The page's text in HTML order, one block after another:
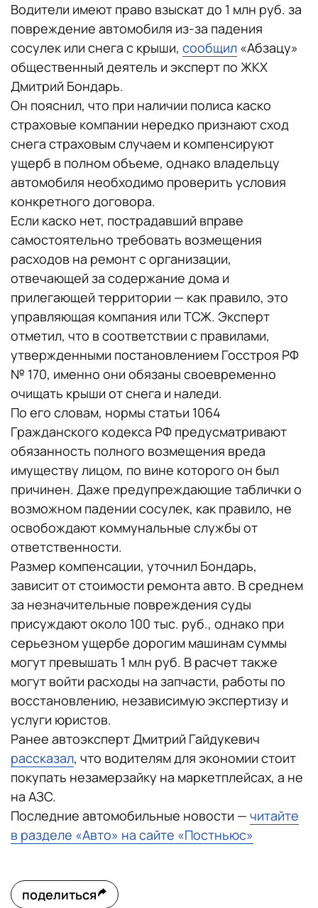
Водители имеют право взыскат до 1 млн руб. за
повреждение автомобиля из-за падения
сосулек или снега с крыши, сообщил «Абзацу»
общественный деятель и эксперт по ЖКХ
Дмитрий Бондарь.
Он пояснил, что при наличии полиса каско
страховые компании нередко признают сход
снега страховым случаем и компенсируют
ущерб в полном объеме, однако владельцу
автомобиля необходимо проверить условия
конкретного договора.
Если каско нет, пострадавший вправе
самостоятельно требовать возмещения
расходов на ремонт с организации,
отвечающей за содержание дома и
прилегающей территории — как правило, это
управляющая компания или ТСЖ. Эксперт
отметил, что в соответствии с правилами,
утвержденными постановлением Госстроя РФ
№ 170, именно они обязаны своевременно
очищать крыши от снега и наледи.
По его словам, нормы статьи 1064
Гражданского кодекса РФ предусматривают
обязанность полного возмещения вреда
имуществу лицом, по вине которого он был
причинен. Даже предупреждающие таблички о
возможном падении сосулек, как правило, не
освобождают коммунальные службы от
ответственности.
Размер компенсации, уточнил Бондарь,
зависит от стоимости ремонта авто. В среднем
за незначительные повреждения суды
присуждают около 100 тыс. руб., однако при
серьезном ущербе дорогим машинам суммы
могут превышать 1 млн руб. В расчет также
могут войти расходы на запчасти, работы по
восстановлению, независимую экспертизу и
услуги юристов.
Ранее автоэксперт Дмитрий Гайдукевич
рассказал, что водителям для экономии стоит
покупать незамерзайку на маркетплейсах, а не
на АЗС.
Последние автомобильные новости — читайте
в разделе «Авто» на сайте «Постньюс»
поделиться